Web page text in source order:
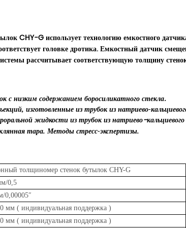
CHY-G использует технологию емкостного
головке дротика. Емкостный датчик
рассчитывает соответствующую толщину
с низким содержанием боросиликатного стекла.
изготовленные из трубок из натриево-
жидкости из трубок из натриево-
тара. Методы стресс-экспертизы.
толщиномер стенок бутылок CHY-G
0,5
0,00005″
мм ( индивидуальная поддержка )
мм ( индивидуальная поддержка )